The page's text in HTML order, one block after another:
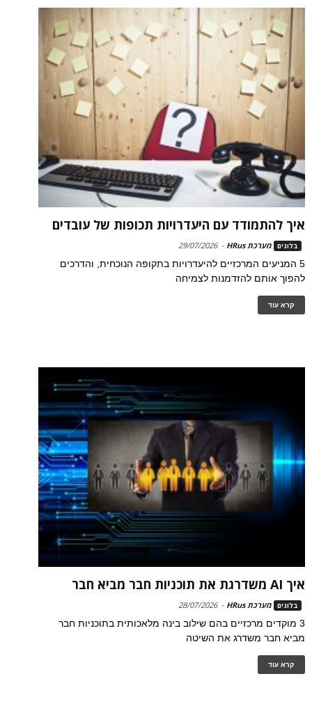
איך להתמודד עם היעדרויות תכופות של עובדים
בלוגים מערכת HRus -
29/07/2026
5 המניעים המרכזיים להיעדרויות בתקופה הנוכחית, והדרכים
להפוך אותם להזדמנות לצמיחה
קרא עוד
איך AI משדרגת את תוכניות חבר מביא חבר
בלוגים מערכת HRus -
28/07/2026
3 מוקדים מרכזיים בהם שילוב בינה מלאכותית בתוכניות חבר
מביא חבר משדרג את השיטה
קרא עוד